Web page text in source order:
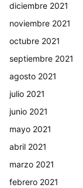
diciembre 2021
noviembre 2021
octubre 2021
septiembre 2021
agosto 2021
julio 2021
junio 2021
mayo 2021
abril 2021
marzo 2021
febrero 2021